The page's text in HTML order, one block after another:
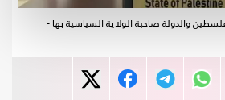
والدولة صاحبة الولاية السياسية بها -